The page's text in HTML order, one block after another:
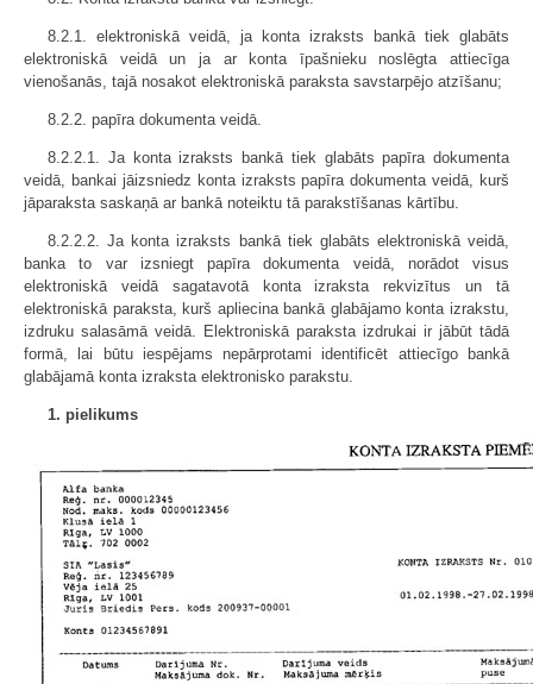
8.2.1. elektroniskā veidā, ja konta izraksts bankā tiek glabāts
elektroniskā veidā un ja ar konta īpašnieku noslēgta attiecīga
vienošanās, tajā nosakot elektroniskā paraksta savstarpējo atzīšanu;
8.2.2. papīra dokumenta veidā.
8.2.2.1. Ja konta izraksts bankā tiek glabāts papīra dokumenta
veidā, bankai jāizsniedz konta izraksts papīra dokumenta veidā, kurš
jāparaksta saskaņā ar bankā noteiktu tā parakstīšanas kārtību.
8.2.2.2. Ja konta izraksts bankā tiek glabāts elektroniskā veidā,
banka to var izsniegt papīra dokumenta veidā, norādot visus
elektroniskā veidā sagatavotā konta izraksta rekvizītus un tā
elektroniskā paraksta, kurš apliecina bankā glabājamo konta izrakstu,
izdruku salasāmā veidā. Elektroniskā paraksta izdrukai ir jābūt tādā
formā, lai būtu iespējams nepārprotami identificēt attiecīgo bankā
glabājamā konta izraksta elektronisko parakstu.
1. pielikums